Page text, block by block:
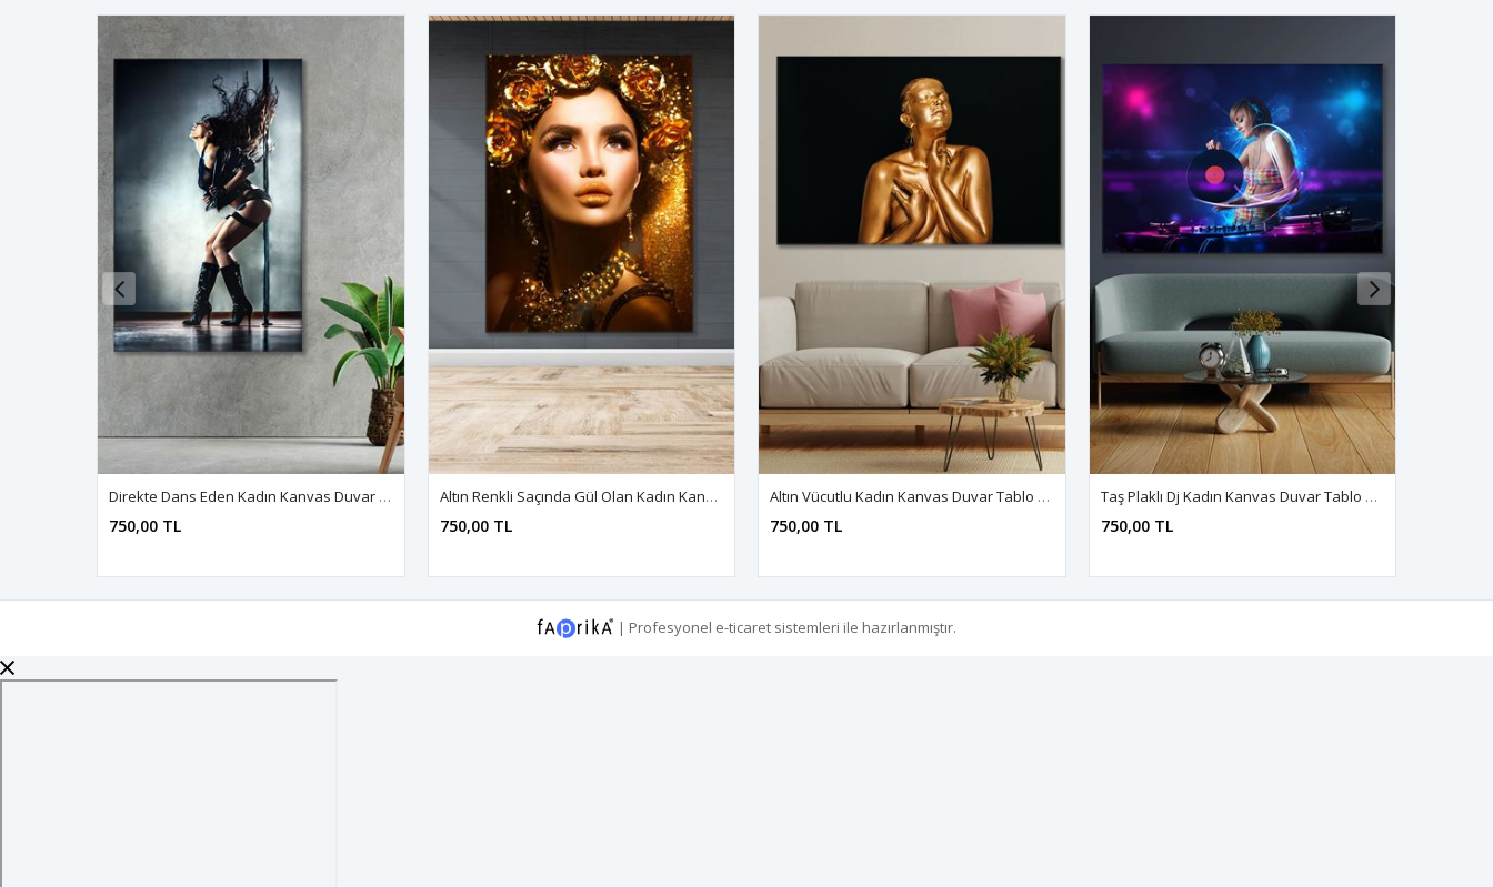
Direkte Dans Eden Kadın Kanvas Duvar Tablo 3322198
750,00 TL
Altın Renkli Saçında Gül Olan Kadın Kanvas Duvar Tablo 3322812
750,00 TL
Altın Vücutlu Kadın Kanvas Duvar Tablo 3322293
750,00 TL
Taş Plaklı Dj Kadın Kanvas Duvar Tablo 3322372
750,00 TL
| Profesyonel e-ticaret sistemleri ile hazırlanmıştır.